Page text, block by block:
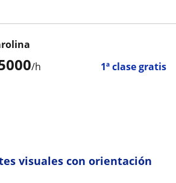
/h 1ª clase gratis
visuales con orientación